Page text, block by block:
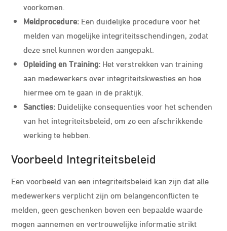
voorkomen.
Meldprocedure: Een duidelijke procedure voor het
melden van mogelijke integriteitsschendingen, zodat
deze snel kunnen worden aangepakt.
Opleiding en Training: Het verstrekken van training
aan medewerkers over integriteitskwesties en hoe
hiermee om te gaan in de praktijk.
Sancties: Duidelijke consequenties voor het schenden
van het integriteitsbeleid, om zo een afschrikkende
werking te hebben.
Voorbeeld Integriteitsbeleid
Een voorbeeld van een integriteitsbeleid kan zijn dat alle
medewerkers verplicht zijn om belangenconflicten te
melden, geen geschenken boven een bepaalde waarde
mogen aannemen en vertrouwelijke informatie strikt